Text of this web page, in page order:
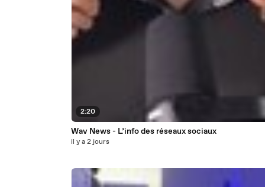
2:20
Wav News - L’info des réseaux sociaux
il y a 2 jours